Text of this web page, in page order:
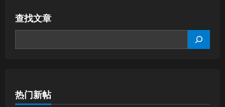
查找文章
热门新帖